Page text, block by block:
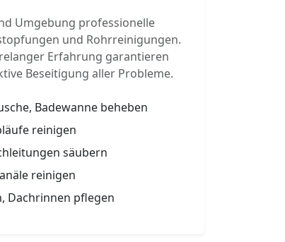
Umgebung professionelle
und Rohrreinigungen.
Erfahrung garantieren
Beseitigung aller Probleme.
Badewanne beheben
reinigen
säubern
reinigen
Dachrinnen pflegen